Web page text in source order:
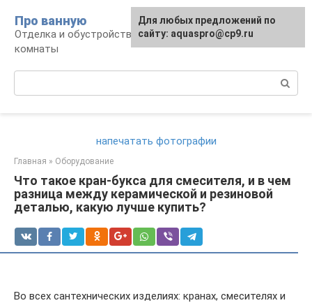
контенту
Про ванную
Отделка и обустройство современной ванной
комнаты
напечатать фотографии
Главная » Оборудование
Что такое кран-букса для смесителя, и в чем
разница между керамической и резиновой
деталью, какую лучше купить?
Во всех сантехнических изделиях: кранах, смесителях и
Для любых предложений по
сайту: aquaspro@cp9.ru